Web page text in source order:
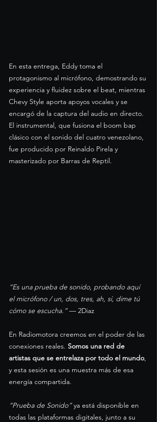
En esta entrega, Eddy toma el
protagonismo al micrófono, demostrando su
experiencia y fluidez sobre el beat, mientras
Chevy Style aporta apoyos vocales y se
encargó de la captura del audio en directo.
El instrumental, que fusiona el boom bap
clásico con el sonido del cuatro venezolano,
fue producido por Reinaldo Pirela y
masterizado por Barras de Reptil.
“Es una prueba de sonido, probando aquí
el micrófono / un, dos, tres, ah, sí, dime tú
cómo se escucha.” — 2Diaz
En Radiomotora creemos en el poder de las
conexiones reales. Somos una red de
artistas que se entrelaza por todo el mundo
y esta sesión es una muestra más de esa
energía compartida.
“Prueba de Sonido” ya está disponible en
todas las plataformas digitales, junto a su